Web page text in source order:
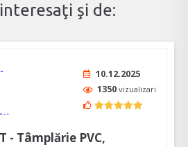
şi de:
10.12.2025
1350 vizualizari
- Tâmplărie PVC,